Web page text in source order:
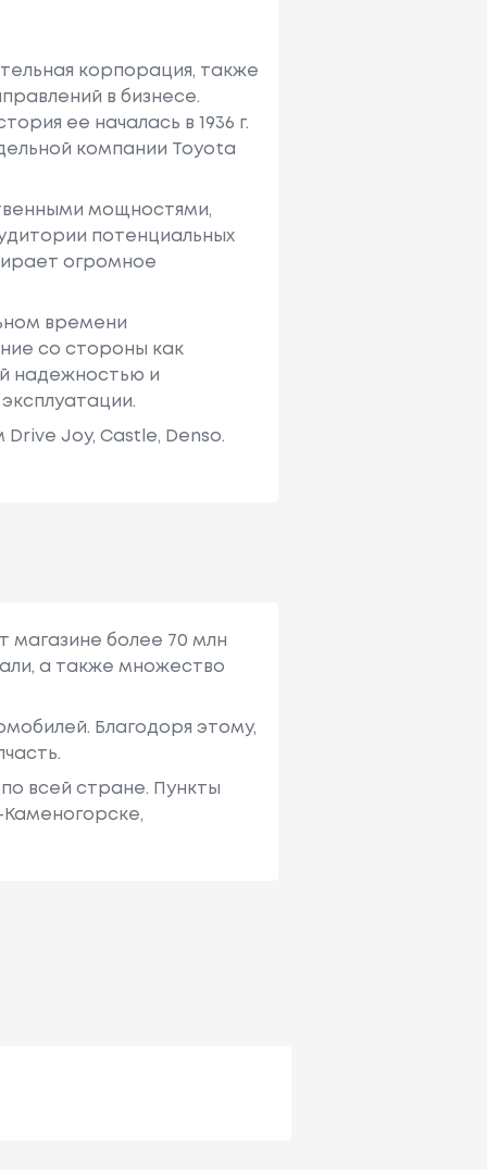
корпорация, также
в бизнесе.
ее началась в 1936 г.
компании Toyota
мощностями,
потенциальных
огромное
времени
со стороны как
надежностью и
Joy, Castle, Denso.
магазине более 70 млн
а также множество
Благодоря этому,
всей стране. Пункты
Каменогорске,